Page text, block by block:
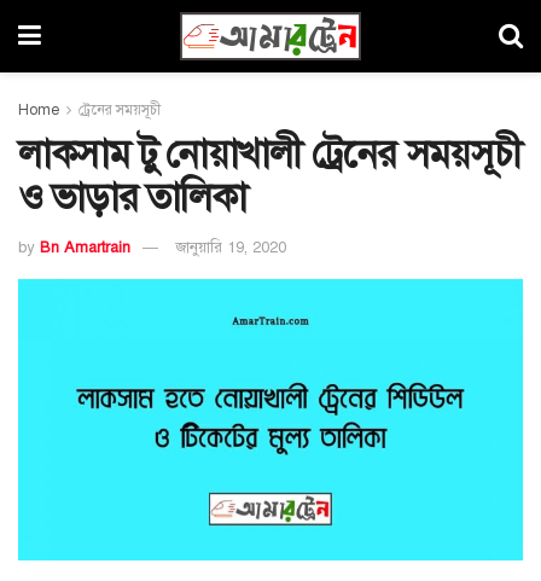
Home ট্রেনের সময়সূচী
লাকসাম টু নোয়াখালী ট্রেনের সময়সূচী
ও ভাড়ার তালিকা
by Bn Amartrain জানুয়ারি 19, 2020